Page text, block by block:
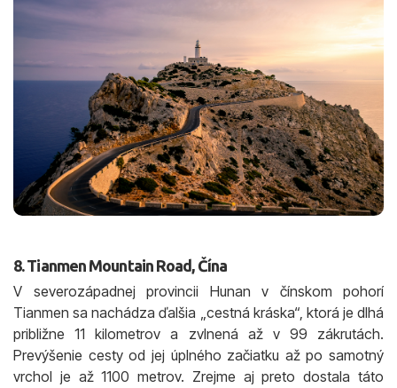
8. Tianmen Mountain Road, Čína
V severozápadnej provincii Hunan v čínskom pohorí
Tianmen sa nachádza ďalšia „cestná kráska“, ktorá je dlhá
približne 11 kilometrov a zvlnená až v 99 zákrutách.
Prevýšenie cesty od jej úplného začiatku až po samotný
vrchol je až 1100 metrov. Zrejme aj preto dostala táto